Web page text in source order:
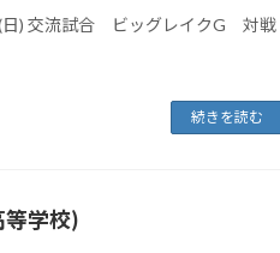
(日) 交流試合 ビッグレイクG 対戦
続きを読む
学校)